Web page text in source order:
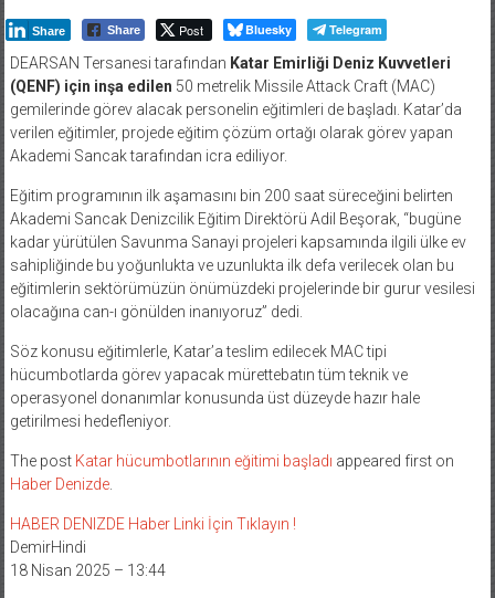
Share Share Post Bluesky Telegram
DEARSAN Tersanesi tarafından Katar Emirliği Deniz Kuvvetleri
(QENF) için inşa edilen 50 metrelik Missile Attack Craft (MAC)
gemilerinde görev alacak personelin eğitimleri de başladı. Katar’da
verilen eğitimler, projede eğitim çözüm ortağı olarak görev yapan
Akademi Sancak tarafından icra ediliyor.
Eğitim programının ilk aşamasını bin 200 saat süreceğini belirten
Akademi Sancak Denizcilik Eğitim Direktörü Adil Beşorak, “bugüne
kadar yürütülen Savunma Sanayi projeleri kapsamında ilgili ülke ev
sahipliğinde bu yoğunlukta ve uzunlukta ilk defa verilecek olan bu
eğitimlerin sektörümüzün önümüzdeki projelerinde bir gurur vesilesi
olacağına can-ı gönülden inanıyoruz” dedi.
Söz konusu eğitimlerle, Katar’a teslim edilecek MAC tipi
hücumbotlarda görev yapacak mürettebatın tüm teknik ve
operasyonel donanımlar konusunda üst düzeyde hazır hale
getirilmesi hedefleniyor.
The post Katar hücumbotlarının eğitimi başladı appeared first on
Haber Denizde.
HABER DENIZDE Haber Linki İçin Tıklayın !
DemirHindi
18 Nisan 2025 – 13:44